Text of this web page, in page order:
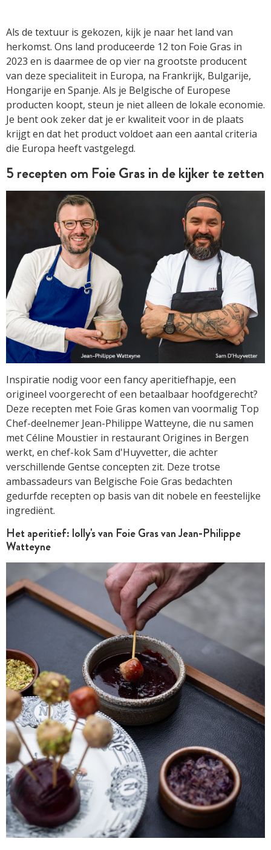
Als de textuur is gekozen, kijk je naar het land van
herkomst. Ons land produceerde 12 ton Foie Gras in
2023 en is daarmee de op vier na grootste producent
van deze specialiteit in Europa, na Frankrijk, Bulgarije,
Hongarije en Spanje. Als je Belgische of Europese
producten koopt, steun je niet alleen de lokale economie.
Je bent ook zeker dat je er kwaliteit voor in de plaats
krijgt en dat het product voldoet aan een aantal criteria
die Europa heeft vastgelegd.
5 recepten om Foie Gras in de kijker te zetten
Inspiratie nodig voor een fancy aperitiefhapje, een
origineel voorgerecht of een betaalbaar hoofdgerecht?
Deze recepten met Foie Gras komen van voormalig Top
Chef-deelnemer Jean-Philippe Watteyne, die nu samen
met Céline Moustier in restaurant Origines in Bergen
werkt, en chef-kok Sam d'Huyvetter, die achter
verschillende Gentse concepten zit. Deze trotse
ambassadeurs van Belgische Foie Gras bedachten
gedurfde recepten op basis van dit nobele en feestelijke
ingrediënt.
Het aperitief: lolly's van Foie Gras van Jean-Philippe
Watteyne